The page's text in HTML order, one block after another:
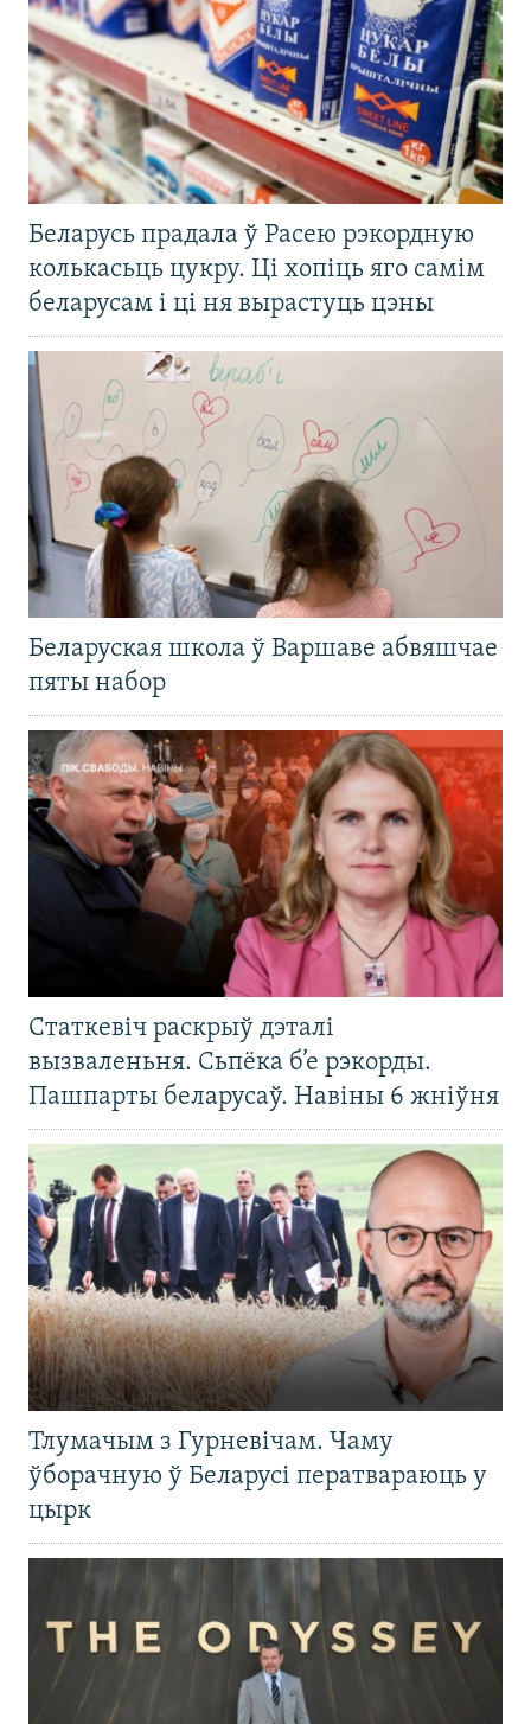
Беларусь прадала ў Расею рэкордную
колькасьць цукру. Ці хопіць яго самім
беларусам і ці ня вырастуць цэны
Беларуская школа ў Варшаве абвяшчае
пяты набор
Статкевіч раскрыў дэталі
вызваленьня. Сьпёка б’е рэкорды.
Пашпарты беларусаў. Навіны 6 жніўня
Тлумачым з Гурневічам. Чаму
ўборачную ў Беларусі ператвараюць у
цырк